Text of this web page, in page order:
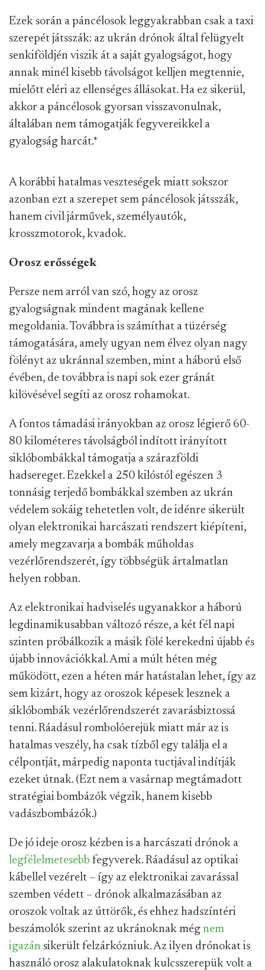
Ezek során a páncélosok leggyakrabban csak a taxi
szerepét játsszák: az ukrán drónok által felügyelt
senkiföldjén viszik át a saját gyalogságot, hogy
annak minél kisebb távolságot kelljen megtennie,
mielőtt eléri az ellenséges állásokat. Ha ez sikerül,
akkor a páncélosok gyorsan visszavonulnak,
általában nem támogatják fegyvereikkel a
gyalogság harcát.*
A korábbi hatalmas veszteségek miatt sokszor
azonban ezt a szerepet sem páncélosok játsszák,
hanem civil járművek, személyautók,
krosszmotorok, kvadok.
Orosz erősségek
Persze nem arról van szó, hogy az orosz
gyalogságnak mindent magának kellene
megoldania. Továbbra is számíthat a tüzérség
támogatására, amely ugyan nem élvez olyan nagy
fölényt az ukránnal szemben, mint a háború első
évében, de továbbra is napi sok ezer gránát
kilövésével segíti az orosz rohamokat.
A fontos támadási irányokban az orosz légierő 60-
80 kilométeres távolságból indított irányított
siklóbombákkal támogatja a szárazföldi
hadsereget. Ezekkel a 250 kilóstól egészen 3
tonnásig terjedő bombákkal szemben az ukrán
védelem sokáig tehetetlen volt, de idénre sikerült
olyan elektronikai harcászati rendszert kiépíteni,
amely megzavarja a bombák műholdas
vezérlőrendszerét, így többségük ártalmatlan
helyen robban.
Az elektronikai hadviselés ugyanakkor a háború
legdinamikusabban változó része, a két fél napi
szinten próbálkozik a másik fölé kerekedni újabb és
újabb innovációkkal. Ami a múlt héten még
működött, ezen a héten már hatástalan lehet, így az
sem kizárt, hogy az oroszok képesek lesznek a
siklóbombák vezérlőrendszerét zavarásbiztossá
tenni. Ráadásul rombolóerejük miatt már az is
hatalmas veszély, ha csak tízből egy találja el a
célpontját, márpedig naponta tuctjával indítják
ezeket útnak. (Ezt nem a vasárnap megtámadott
stratégiai bombázók végzik, hanem kisebb
vadászbombázók.)
De jó ideje orosz kézben is a harcászati drónok a
legfélelmetesebb fegyverek. Ráadásul az optikai
kábellel vezérelt – így az elektronikai zavarással
szemben védett – drónok alkalmazásában az
oroszok voltak az úttörők, és ehhez hadszíntéri
beszámolók szerint az ukránoknak még nem
igazán sikerült felzárkózniuk. Az ilyen drónokat is
használó orosz alakulatoknak kulcsszerepük volt a